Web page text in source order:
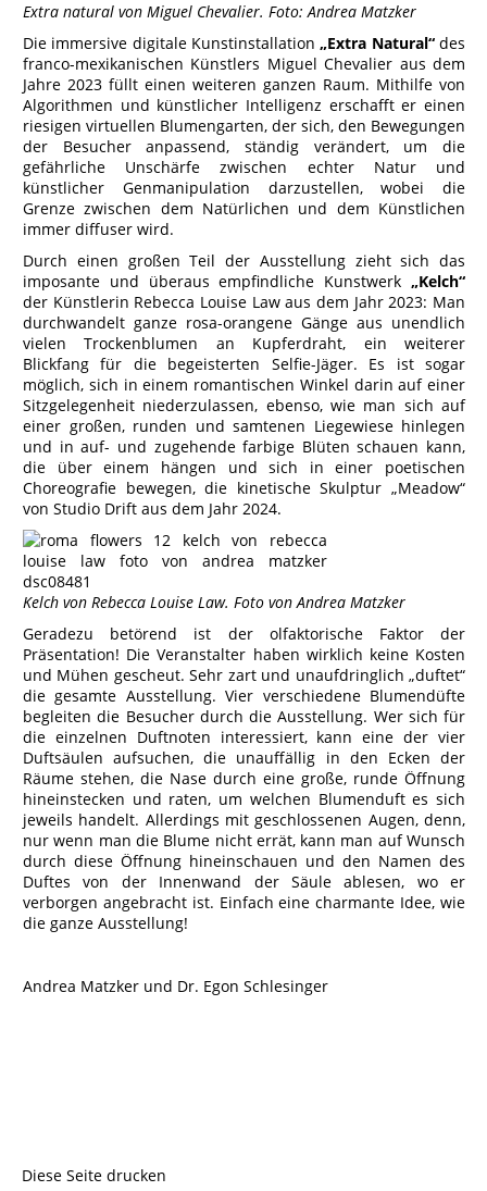
Extra natural von Miguel Chevalier. Foto: Andrea Matzker
Die immersive digitale Kunstinstallation„Extra Natural“des
franco-mexikanischen Künstlers Miguel Chevalier aus dem
Jahre 2023 füllt einen weiteren ganzen Raum. Mithilfe von
Algorithmen und künstlicher Intelligenz erschafft er einen
riesigen virtuellen Blumengarten, der sich, den Bewegungen
der Besucher anpassend, ständig verändert, um die
gefährliche Unschärfe zwischen echter Natur und
künstlicher Genmanipulation darzustellen, wobei die
Grenze zwischen dem Natürlichen und dem Künstlichen
immer diffuser wird.
Durch einen großen Teil der Ausstellung zieht sich das
imposante und überaus empfindliche Kunstwerk „Kelch“
der Künstlerin Rebecca Louise Law aus dem Jahr 2023: Man
durchwandelt ganze rosa-orangene Gänge aus unendlich
vielen Trockenblumen an Kupferdraht, ein weiterer
Blickfang für die begeisterten Selfie-Jäger. Es ist sogar
möglich, sich in einem romantischen Winkel darin auf einer
Sitzgelegenheit niederzulassen, ebenso, wie man sich auf
einer großen, runden und samtenen Liegewiese hinlegen
und in auf- und zugehende farbige Blüten schauen kann,
die über einem hängen und sich in einer poetischen
Choreografie bewegen, die kinetische Skulptur „Meadow“
von Studio Drift aus dem Jahr 2024.
Kelch von Rebecca Louise Law. Foto von Andrea Matzker
Geradezu betörend ist der olfaktorische Faktor der
Präsentation! Die Veranstalter haben wirklich keine Kosten
und Mühen gescheut. Sehr zart und unaufdringlich „duftet“
die gesamte Ausstellung. Vier verschiedene Blumendüfte
begleiten die Besucher durch die Ausstellung. Wer sich für
die einzelnen Duftnoten interessiert, kann eine der vier
Duftsäulen aufsuchen, die unauffällig in den Ecken der
Räume stehen, die Nase durch eine große, runde Öffnung
hineinstecken und raten, um welchen Blumenduft es sich
jeweils handelt. Allerdings mit geschlossenen Augen, denn,
nur wenn man die Blume nicht errät, kann man auf Wunsch
durch diese Öffnung hineinschauen und den Namen des
Duftes von der Innenwand der Säule ablesen, wo er
verborgen angebracht ist. Einfach eine charmante Idee, wie
die ganze Ausstellung!
Andrea Matzker und Dr. Egon Schlesinger
Diese Seite drucken